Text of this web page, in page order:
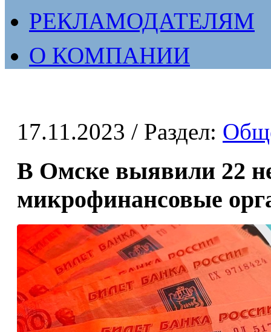
РЕКЛАМОДАТЕЛЯМ
О КОМПАНИИ
17.11.2023 / Раздел:
В Омске выявили 22
микрофинансовые